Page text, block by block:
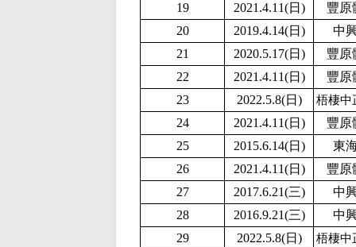
19
2021.4.11(日)
豐原
20
2019.4.14(日)
中
21
2020.5.17(日)
豐原
22
2021.4.11(日)
豐原
23
2022.5.8(日) 梧棲中
24 2021.4.11(日)
豐原
25
2015.6.14(日)
東
26
2021.4.11(日)
豐原
27
2017.6.21(三)
中
28
2016.9.21(三)
中
29
2022.5.8(日) 梧棲中